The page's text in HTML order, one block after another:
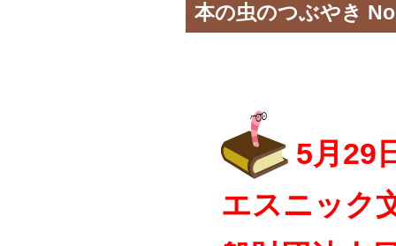
本の虫のつぶやき
5月29
エスニック